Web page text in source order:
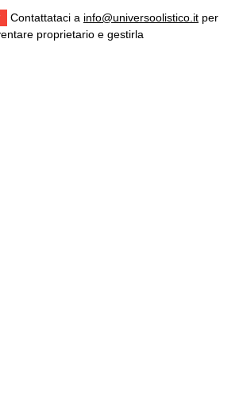
Contattataci a info@universoolistico.it per
proprietario e gestirla